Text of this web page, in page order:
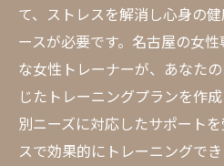
健康的なライフスタイル
たに合ったジム選び
名古屋女性専用ジム で
う！
て、ストレスを解消し心身の
ースが必要です。名古屋の女
な女性トレーナーが、あなた
じたトレーニングプランを作
別ニーズに対応したサポート
スで効果的にトレーニングで